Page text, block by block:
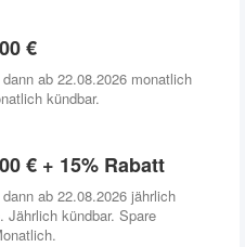
€
ab 22.08.2026 monatlich
kündbar.
€ + 15% Rabatt
ab 22.08.2026 jährlich
Jährlich kündbar. Spare